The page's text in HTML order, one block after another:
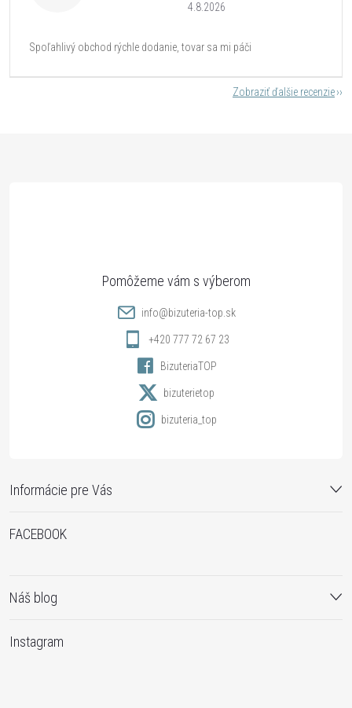
4.8.2026
Spoľahlivý obchod rýchle dodanie, tovar sa mi páči
Zobraziť ďalšie recenzie
Informácie pre Vás
info@bizuteria-top.sk
+420 777 72 67 23
BizuteriaTOP
bizuterietop
bizuteria_top
FACEBOOK
Náš blog
Instagram